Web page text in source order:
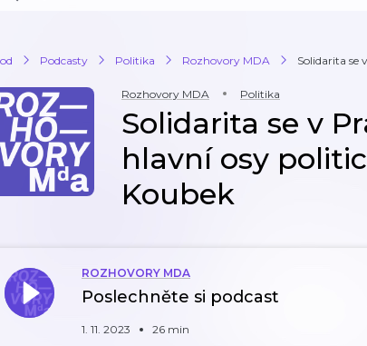
Podcasty Politika Rozhovory MDA Solidarita se
Rozhovory MDA Politika
Solidarita se v
hlavní osy
Koubek
ROZHOVORY MDA
Poslechněte si podcast
1. 11. 2023 26 min